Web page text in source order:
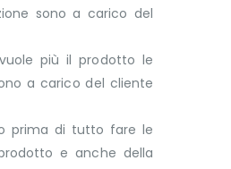
sono a carico del
più il prodotto le
a carico del cliente
prima di tutto fare le
e anche della